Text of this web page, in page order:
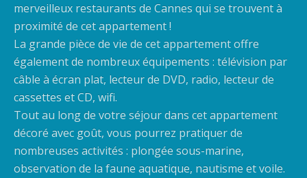
merveilleux restaurants de Cannes qui se trouvent à
proximité de cet appartement !
La grande pièce de vie de cet appartement offre
également de nombreux équipements : télévision par
câble à écran plat, lecteur de DVD, radio, lecteur de
cassettes et CD, wifi.
Tout au long de votre séjour dans cet appartement
décoré avec goût, vous pourrez pratiquer de
nombreuses activités : plongée sous-marine,
observation de la faune aquatique, nautisme et voile.